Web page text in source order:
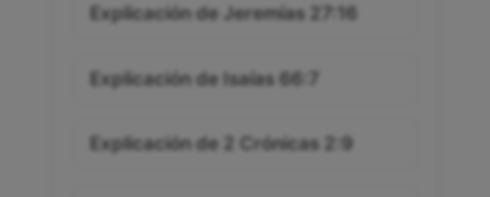
Explicación de Jeremías 27:16
Explicación de Isaías 66:7
Explicación de 2 Crónicas 2:9